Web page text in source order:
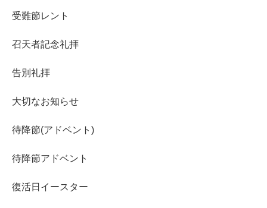
受難節レント
召天者記念礼拝
告別礼拝
大切なお知らせ
待降節(アドベント)
待降節アドベント
復活日イースター